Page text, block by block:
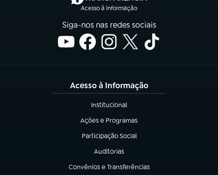
Acesso à Informação
Siga-nos nas redes sociais
Acesso à Informação
Institucional
(abre em nova aba)
Ações e Programas
(abre em nova aba)
Participação Social
(abre em nova aba)
Auditorias
(abre em nova aba)
Convênios e Transferências
(abre em nova aba)